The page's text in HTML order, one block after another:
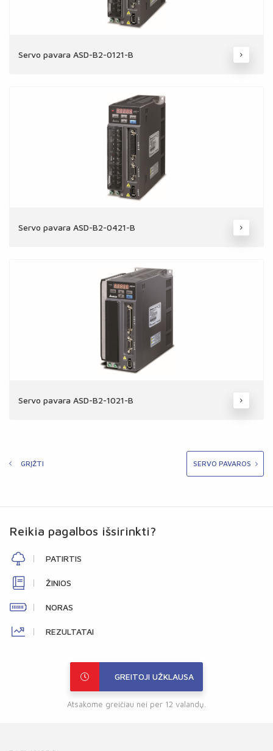
Servo pavara ASD-B2-0121-B
Servo pavara ASD-B2-0421-B
Servo pavara ASD-B2-1021-B
GRĮŽTI SERVO PAVAROS
Reikia pagalbos išsirinkti?
PATIRTIS
ŽINIOS
NORAS
REZULTATAI
GREITOJI UŽKLAUSA
Atsakome greičiau nei per 12 valandų.